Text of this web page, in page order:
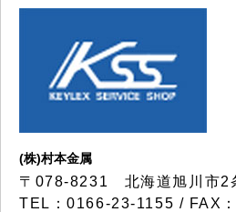
(株)村本金属
〒078-8231 北海道旭川市2
TEL：0166-23-1155 / FAX